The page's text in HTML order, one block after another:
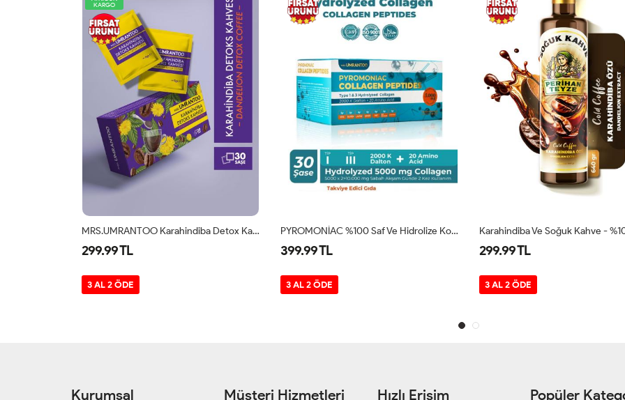
MRS.UMRANTOO Karahindiba Detox Kahve 30 Saşe PYROMONİAC %100 Saf Ve Hidrolize Kolajen Tip1 Ve Tip3 30 SAŞE
399.99 TL
3 AL 2 ÖDE
Karahindiba Ve Soğuk Kahve - %100 Kahve Özü 640 Gr
299.99 TL
3 AL 2 ÖDE
Berry Hibisküs Özü %100
299.99 TL
3 AL 2 ÖDE
Kurumsal Müşteri Hizmetleri Hızlı Erişim Popüler